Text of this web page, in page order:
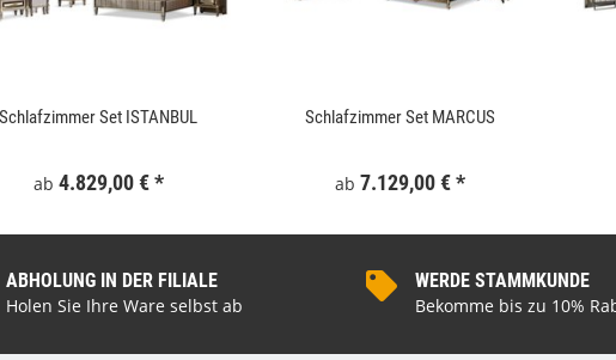
Schlafzimmer Set ISTANBUL
ab 4.829,00 € *
Schlafzimmer Set MARCUS
ab 7.129,00 € *
ABHOLUNG IN DER FILIALE
Holen Sie Ihre Ware selbst ab
WERDE STAMMKUNDE
Bekomme bis zu 10%